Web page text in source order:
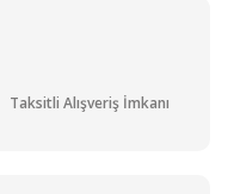
Taksitli Alışveriş İmkanı